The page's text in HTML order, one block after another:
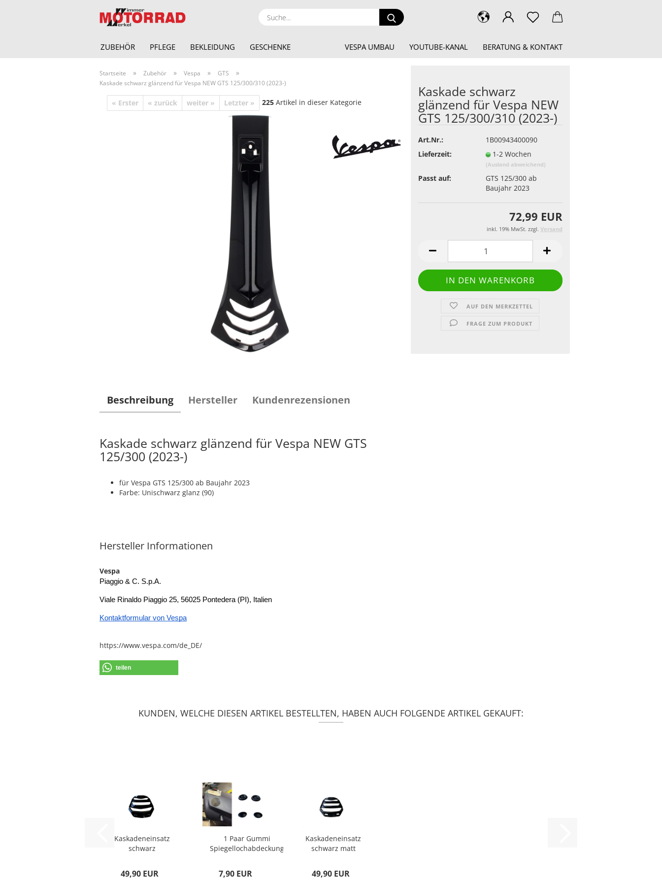
Suche...
ZUBEHÖR PFLEGE BEKLEIDUNG GESCHENKE VESPA UMBAU YOUTUBE-KANAL BERATUNG & KONTAKT
Startseite » Zubehör » Vespa » GTS »
Kaskade schwarz glänzend für Vespa NEW GTS 125/300/310 (2023-)
« Erster « zurück weiter » Letzter » 225 Artikel in dieser Kategorie
Kaskade schwarz
glänzend für Vespa NEW
GTS 125/300/310 (2023-)
Art.Nr.:
1B00943400090
Lieferzeit:
1-2 Wochen
(Ausland abweichend)
Passt auf:
GTS 125/300 ab
Baujahr 2023
72,99 EUR
inkl. 19% MwSt. zzgl. Versand
AUF DEN MERKZETTEL
FRAGE ZUM PRODUKT
Beschreibung Hersteller Kundenrezensionen
Kaskade schwarz glänzend für Vespa NEW GTS
125/300 (2023-)
für Vespa GTS 125/300 ab Baujahr 2023
Farbe: Unischwarz glanz (90)
Hersteller Informationen
Vespa
Piaggio & C. S.p.A.
Viale Rinaldo Piaggio 25, 56025 Pontedera (PI), Italien
Kontaktformular von Vespa
https://www.vespa.com/de_DE/
teilen
KUNDEN, WELCHE DIESEN ARTIKEL BESTELLTEN, HABEN AUCH FOLGENDE ARTIKEL GEKAUFT:
Kaskadeneinsatz
schwarz
49,90 EUR
1 Paar Gummi
Spiegellochabdeckung
7,90 EUR
Kaskadeneinsatz
schwarz matt
49,90 EUR